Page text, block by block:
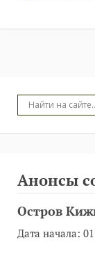
Анонсы
Остров
Дата начала: